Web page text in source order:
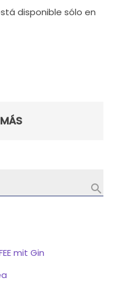
disponible sólo en
mit Gin